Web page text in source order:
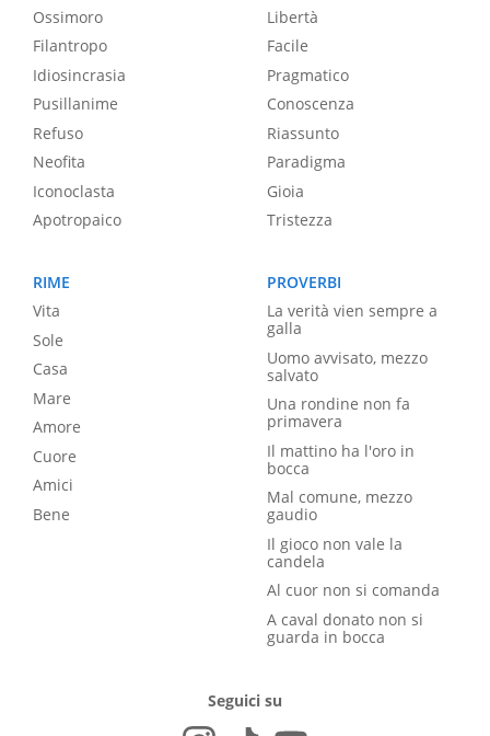
Ossimoro
Filantropo
Idiosincrasia
Pusillanime
Refuso
Neofita
Iconoclasta
Apotropaico
Libertà
Facile
Pragmatico
Conoscenza
Riassunto
Paradigma
Gioia
Tristezza
RIME
Vita
Sole
Casa
Mare
Amore
Cuore
Amici
Bene
PROVERBI
La verità vien sempre a
galla
Uomo avvisato, mezzo
salvato
Una rondine non fa
primavera
Il mattino ha l'oro in
bocca
Mal comune, mezzo
gaudio
Il gioco non vale la
candela
Al cuor non si comanda
A caval donato non si
guarda in bocca
Seguici su